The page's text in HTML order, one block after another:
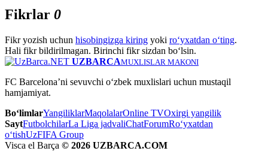
Fikrlar 0
Fikr yozish uchun hisobingizga kiring yoki ro‘yxatdan o‘ting.
Hali fikr bildirilmagan. Birinchi fikr sizdan bo‘lsin.
UZBARCAMUXLISLAR MAKONI
FC Barcelona’ni sevuvchi o‘zbek muxlislari uchun mustaqil
hamjamiyat.
Bo‘limlarYangiliklarMaqolalarOnline TVOxirgi yangilik
SaytFutbolchilarLa Liga jadvaliChatForumRo‘yxatdan
o‘tishUzFIFA Group
Visca el Barça © 2026 UZBARCA.COM